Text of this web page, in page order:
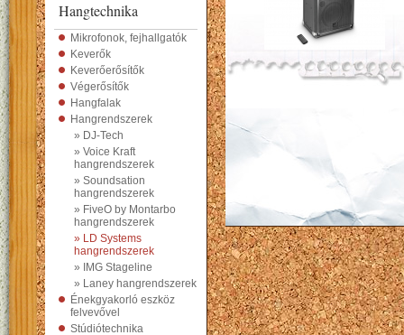
Hangtechnika
Mikrofonok, fejhallgatók
Keverők
Keverőerősítők
Végerősítők
Hangfalak
Hangrendszerek
» DJ-Tech
» Voice Kraft
hangrendszerek
» Soundsation
hangrendszerek
» FiveO by Montarbo
hangrendszerek
» LD Systems
hangrendszerek
» IMG Stageline
» Laney hangrendszerek
Énekgyakorló eszköz
felvevővel
Stúdiótechnika